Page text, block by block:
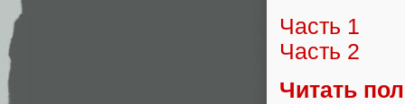
Часть 1
Часть 2
Читать